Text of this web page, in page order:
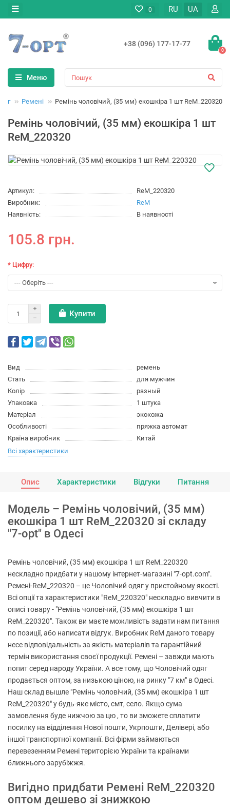
0 RU UA
+38 (096) 177-17-77
0
Меню
Ремені Ремінь чоловічий, (35 мм) екошкіра 1 шт ReM_220320
Ремінь чоловічий, (35 мм) екошкіра 1 шт
ReM_220320
Артикул:
ReM_220320
Виробник:
ReM
Наявність:
В наявності
105.8 грн.
* Цифру:
Купити
Вид
ремень
Стать
для мужчин
Колір
разный
Упаковка
1 штука
Матеріал
экокожа
Особливості
пряжка автомат
Країна виробник
Китай
Всі характеристики
Опис Характеристики Відгуки Питання
Модель – Ремінь чоловічий, (35 мм)
екошкіра 1 шт ReM_220320 зі складу
"7-opt" в Одесі
Ремінь чоловічий, (35 мм) екошкіра 1 шт ReM_220320
нескладно придбати у нашому інтернет-магазині "7-opt.com".
Ремені-ReM_220320 – це Чоловічий одяг у пристойному якості.
Всі опції та характеристики "ReM_220320" нескладно вивчити в
описі товару - "Ремінь чоловічий, (35 мм) екошкіра 1 шт
ReM_220320". Також ви маєте можливість задати нам питання
по позиції, або написати відгук. Виробник ReM даного товару
несе відповідальність за якість матеріалів та гарантійний
термін використання своєї продукції. Ремені – завжди мають
попит серед народу України. А все тому, що Чоловічий одяг
продається оптом, за низькою ціною, на ринку "7 км" в Одесі.
Наш склад вышле "Ремінь чоловічий, (35 мм) екошкіра 1 шт
ReM_220320" у будь-яке місто, смт, село. Якщо сума
замовлення буде нижчою за цю , то ви зможете сплатити
посилку на відділення Нової пошти, Укрпошти, Делівері, або
іншої транспортної компанії. Всі фірми займаються
перевезенням Ремені територією України та країнами
ближнього зарубіжжя.
Вигідно придбати Ремені ReM_220320
оптом дешево зі знижкою